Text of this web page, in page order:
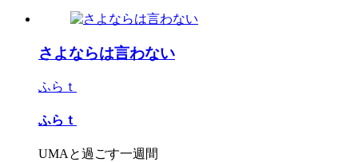
さよならは言わない
ふらｔ
ふらｔ
UMAと過ごす一週間